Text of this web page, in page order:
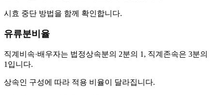
시효 중단 방법을 함께 확인합니다.
유류분비율
직계비속·배우자는 법정상속분의 2분의 1, 직계존속은 3분의
1입니다.
상속인 구성에 따라 적용 비율이 달라집니다.